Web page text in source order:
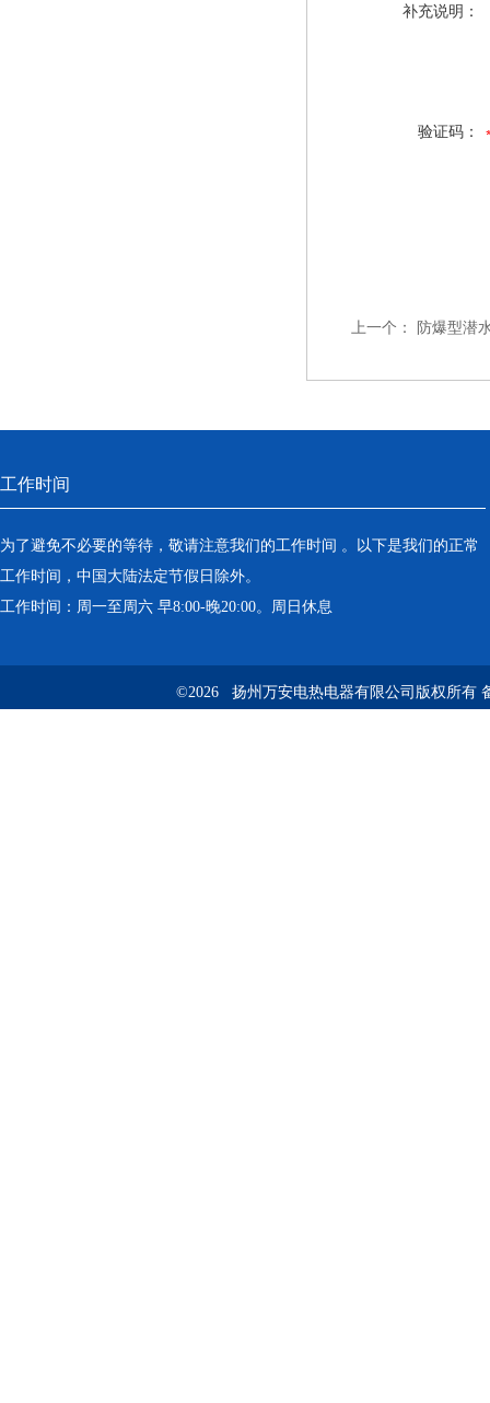
补充说明：
验证码：
上一个： 防爆型潜
工作时间
为了避免不必要的等待，敬请注意我们的工作时间 。以下是我们的正常
工作时间，中国大陆法定节假日除外。
工作时间：周一至周六 早8:00-晚20:00。周日休息
©2026 扬州万安电热电器有限公司版权所有